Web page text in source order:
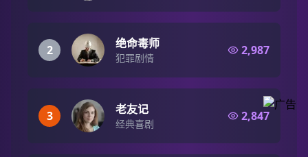
2 绝命毒师
犯罪剧情
2,987
3 老友记
经典喜剧
2,847